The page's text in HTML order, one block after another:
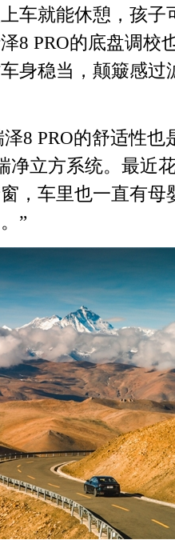
车就能休憩，孩子
8 PRO的底盘调校
身稳当，颠簸感过
8 PRO的舒适性也
净立方系统。最近
，车里也一直有母
”